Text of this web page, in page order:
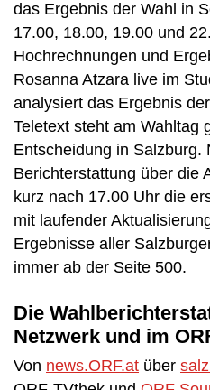
das Ergebnis der Wahl in
17.00, 18.00, 19.00 und
Hochrechnungen und
Rosanna Atzara live im
analysiert das Ergebnis
Teletext steht am Wahltag
Entscheidung in Salzburg.
Berichterstattung über die
kurz nach 17.00 Uhr die
mit laufender
Ergebnisse aller
immer ab der Seite 500.
Die
Netzwerk und im
Von news.ORF.at über